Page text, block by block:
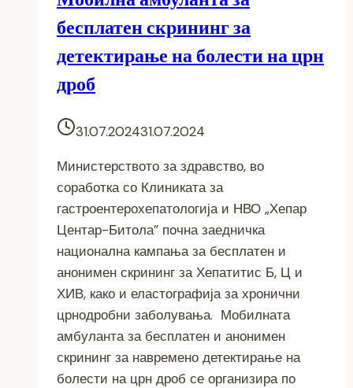
бесплатен скрининг за
детектирање на болести на црн
дроб
31.07.202431.07.2024
Министерството за здравство, во
соработка со Клиниката за
гастроентерохепатологија и НВО „Хепар
Центар-Битола” почна заедничка
национална кампања за бесплатен и
анонимен скрининг за Хепатитис Б, Ц и
ХИВ, како и еластографија за хронични
црнодробни заболувања. Мобилната
амбуланта за бесплатен и анонимен
скрининг за навремено детектирање на
болести на црн дроб се организира по